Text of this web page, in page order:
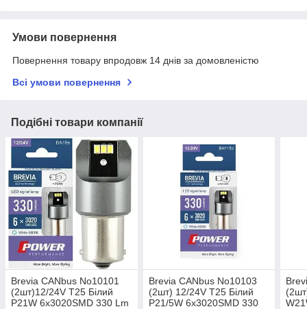
Умови повернення
Повернення товару впродовж 14 днів за домовленістю
Всі умови повернення
Подібні товари компанії
Brevia CANbus No10101
(2шт)12/24V T25 Білий
P21W 6x3020SMD 330 Lm
Brevia CANbus No10103
(2шт) 12/24V T25 Білий
P21/5W 6x3020SMD 330